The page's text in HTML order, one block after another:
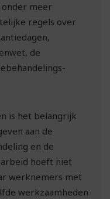
meer
regels over
de
is het belangrijk
aan de
en de
hoeft niet
werknemers met
werkzaamheden